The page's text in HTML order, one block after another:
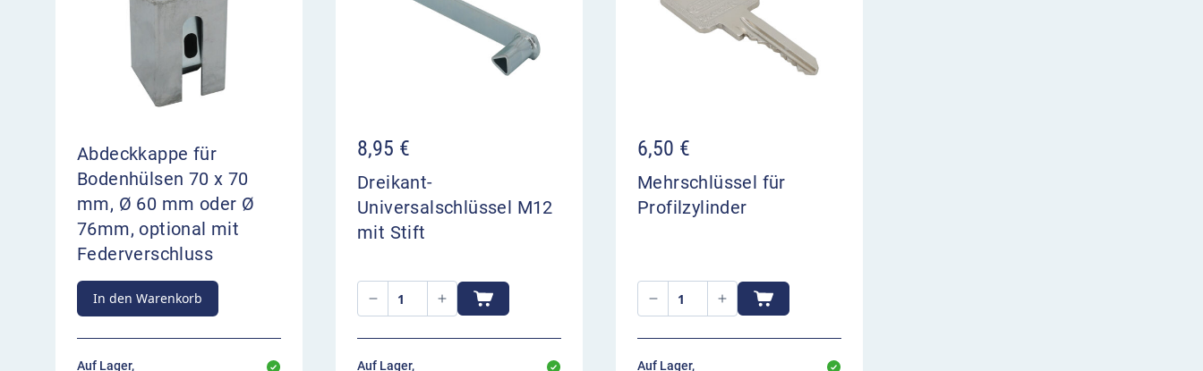
Abdeckkappe für
Bodenhülsen 70 x 70
mm, Ø 60 mm oder Ø
76mm, optional mit
Federverschluss
In den Warenkorb
Auf Lager,
8,95 €
Dreikant-
Universalschlüssel M12
mit Stift
Auf Lager,
6,50 €
Mehrschlüssel für
Profilzylinder
Auf Lager,